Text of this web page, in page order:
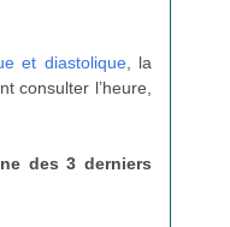
et diastolique, la
consulter l’heure,
des 3 derniers